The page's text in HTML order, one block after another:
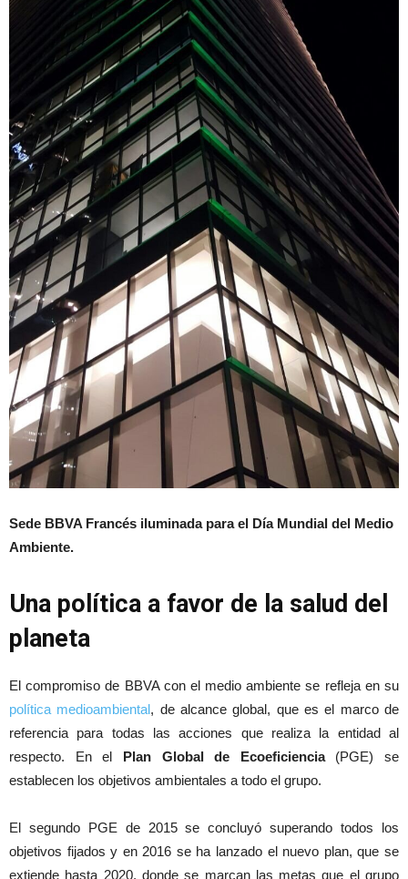
Sede BBVA Francés iluminada para el Día Mundial del Medio
Ambiente.
Una política a favor de la salud del
planeta
El compromiso de BBVA con el medio ambiente se refleja en su
política medioambiental, de alcance global, que es el marco de
referencia para todas las acciones que realiza la entidad al
respecto. En el Plan Global de Ecoeficiencia(PGE) se
establecen los objetivos ambientales a todo el grupo.
El segundo PGE de 2015 se concluyó superando todos los
objetivos fijados y en 2016 se ha lanzado el nuevo plan, que se
extiende hasta 2020, donde se marcan las metas que el grupo